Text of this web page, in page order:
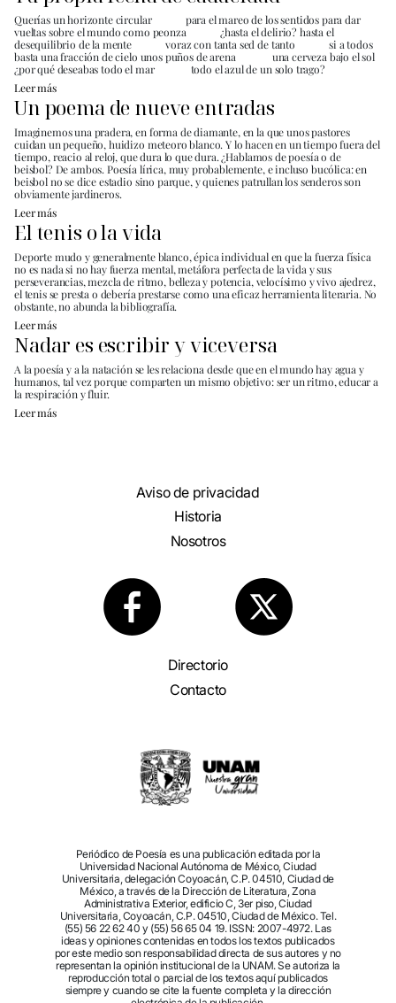
Querías un horizonte circular para el mareo de los sentidos para dar
vueltas sobre el mundo como peonza ¿hasta el delirio? hasta el
desequilibrio de la mente voraz con tanta sed de tanto si a todos
basta una fracción de cielo unos puños de arena una cerveza bajo el sol
¿por qué deseabas todo el mar todo el azul de un solo trago?
Leer más
Un poema de nueve entradas
Imaginemos una pradera, en forma de diamante, en la que unos pastores
cuidan un pequeño, huidizo meteoro blanco. Y lo hacen en un tiempo fuera del
tiempo, reacio al reloj, que dura lo que dura. ¿Hablamos de poesía o de
beisbol? De ambos. Poesía lírica, muy probablemente, e incluso bucólica: en
beisbol no se dice estadio sino parque, y quienes patrullan los senderos son
obviamente jardineros.
Leer más
El tenis o la vida
Deporte mudo y generalmente blanco, épica individual en que la fuerza física
no es nada si no hay fuerza mental, metáfora perfecta de la vida y sus
perseverancias, mezcla de ritmo, belleza y potencia, velocísimo y vivo ajedrez,
el tenis se presta o debería prestarse como una eficaz herramienta literaria. No
obstante, no abunda la bibliografía.
Leer más
Nadar es escribir y viceversa
A la poesía y a la natación se les relaciona desde que en el mundo hay agua y
humanos, tal vez porque comparten un mismo objetivo: ser un ritmo, educar a
la respiración y fluir.
Leer más
Aviso de privacidad
Historia
Nosotros
Directorio
Contacto
Periódico de Poesía es una publicación editada por la
Universidad Nacional Autónoma de México, Ciudad
Universitaria, delegación Coyoacán, C.P. 04510, Ciudad de
México, a través de la Dirección de Literatura, Zona
Administrativa Exterior, edificio C, 3er piso, Ciudad
Universitaria, Coyoacán, C.P. 04510, Ciudad de México. Tel.
(55) 56 22 62 40 y (55) 56 65 04 19. ISSN: 2007-4972. Las
ideas y opiniones contenidas en todos los textos publicados
por este medio son responsabilidad directa de sus autores y no
representan la opinión institucional de la UNAM. Se autoriza la
reproducción total o parcial de los textos aquí publicados
siempre y cuando se cite la fuente completa y la dirección